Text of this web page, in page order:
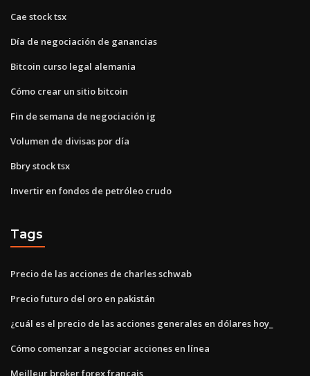
Cae stock tsx
Día de negociación de ganancias
Bitcoin curso legal alemania
Cómo crear un sitio bitcoin
Fin de semana de negociación ig
Volumen de divisas por día
Bbry stock tsx
Invertir en fondos de petróleo crudo
Tags
Precio de las acciones de charles schwab
Precio futuro del oro en pakistán
¿cuál es el precio de las acciones generales en dólares hoy_
Cómo comenzar a negociar acciones en línea
Meilleur broker forex francais